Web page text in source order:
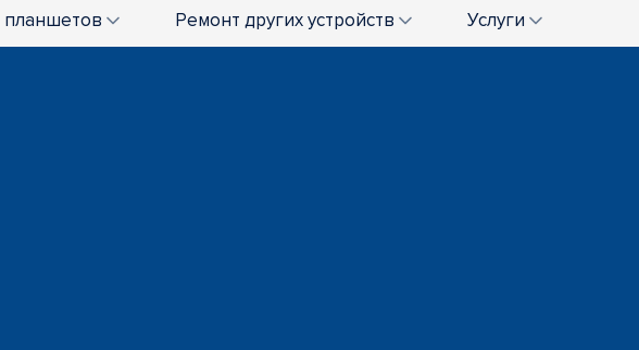
+7 (845) 233-80-48
г. Энгельс, ТРЦ "Облака" ТЦ "Триумф Молл"
планшетов Ремонт других устройств Услуги